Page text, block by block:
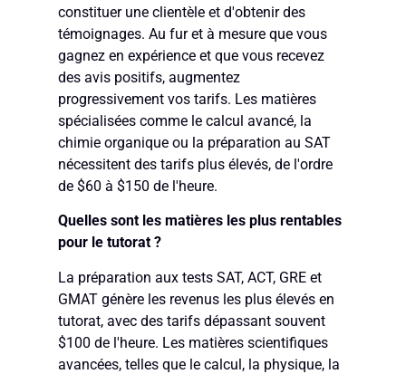
constituer une clientèle et d'obtenir des
témoignages. Au fur et à mesure que vous
gagnez en expérience et que vous recevez
des avis positifs, augmentez
progressivement vos tarifs. Les matières
spécialisées comme le calcul avancé, la
chimie organique ou la préparation au SAT
nécessitent des tarifs plus élevés, de l'ordre
de $60 à $150 de l'heure.
Quelles sont les matières les plus rentables
pour le tutorat ?
La préparation aux tests SAT, ACT, GRE et
GMAT génère les revenus les plus élevés en
tutorat, avec des tarifs dépassant souvent
$100 de l'heure. Les matières scientifiques
avancées, telles que le calcul, la physique, la